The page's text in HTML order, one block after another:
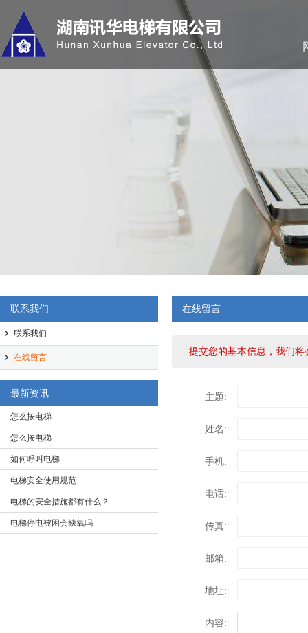
联系我们
联系我们
在线留言
最新资讯
怎么按电梯
怎么按电梯
如何呼叫电梯
电梯安全使用规范
电梯的安全措施都有什么？
电梯停电被困会缺氧吗
在线留言
提交您的基本信息，我们将
主题:
姓名:
手机:
电话:
传真:
邮箱:
地址:
内容: